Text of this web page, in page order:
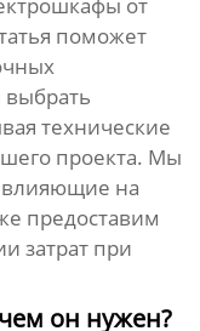
от
поможет
технические
проекта. Мы
на
предоставим
затрат при
он нужен?